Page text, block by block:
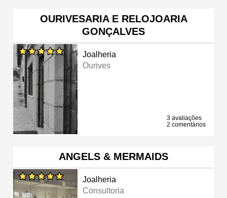
OURIVESARIA E RELOJOARIA
GONÇALVES
Joalheria
Ourives
3 avaliações
2 comentários
ANGELS & MERMAIDS
Joalheria
Consultoria